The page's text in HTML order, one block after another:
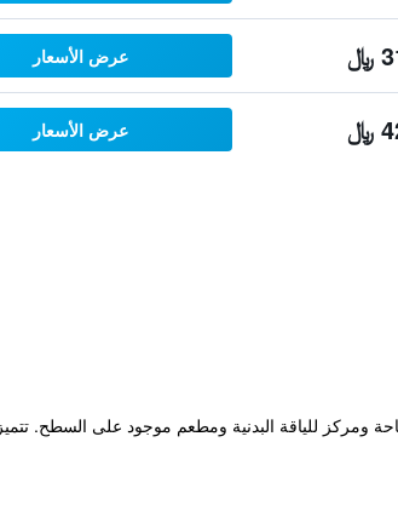
﷼ عرض الأسعار
﷼ عرض الأسعار
ومركز للياقة البدنية ومطعم موجود على السطح.